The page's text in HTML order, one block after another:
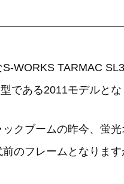
WORKS TARMAC
である2011モデルと
クブームの昨今、蛍
前のフレームとなりま